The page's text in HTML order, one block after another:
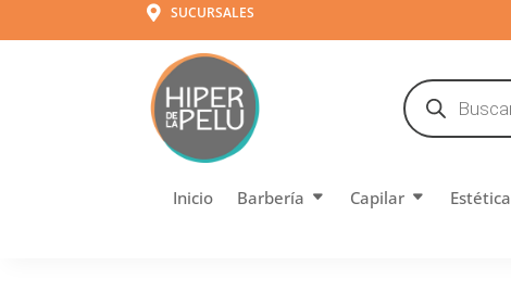
 SUCURSALES
Búsqueda
de
productos
Inicio Barbería Capilar Estética